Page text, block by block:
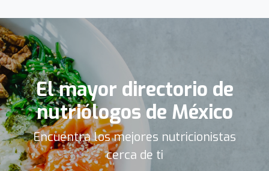
El mayor directorio de
nutriólogos de México
Encuentra los mejores nutricionistas
cerca de ti